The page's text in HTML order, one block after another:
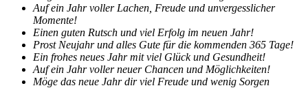
Auf ein Jahr voller Lachen, Freude und unvergesslicher
Momente!
Einen guten Rutsch und viel Erfolg im neuen Jahr!
Prost Neujahr und alles Gute für die kommenden 365 Tage!
Ein frohes neues Jahr mit viel Glück und Gesundheit!
Auf ein Jahr voller neuer Chancen und Möglichkeiten!
Möge das neue Jahr dir viel Freude und wenig Sorgen